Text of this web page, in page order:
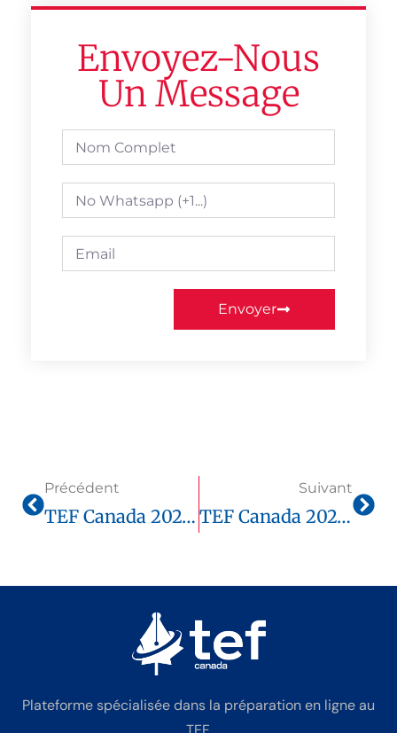
Envoyez-Nous
Un Message
Envoyer
Précédent
TEF Canada 2025 : Quelle Note Faut-Il Obtenir Pour Immigrer Depuis L’étranger ?
Suivant
TEF Canada 2025 Comment Passer Du Niveau B1 À B2 Rapidement Depuis L’étranger
Plateforme spécialisée dans la préparation en ligne au